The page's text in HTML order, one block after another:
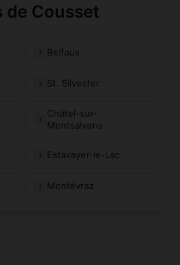
de Cousset
Belfaux
St. Silvester
Châtel-sur-
Montsalvens
Estavayer-le-Lac
Montévraz